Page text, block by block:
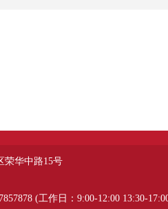
荣华中路15号
(工作日：9:00-12:00 13:30-